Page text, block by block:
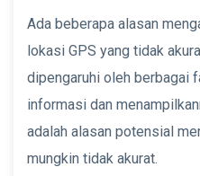
Ada beberapa alasan
lokasi GPS yang tidak
dipengaruhi oleh berbagai
informasi dan
adalah alasan potensial
mungkin tidak akurat.